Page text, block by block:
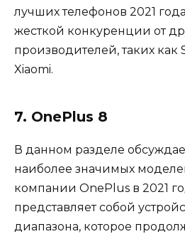
лучших телефонов 2021
жесткой конкуренции от
производителей, таких как
Xiaomi.
7. OnePlus 8
В данном разделе
наиболее значимых
компании OnePlus в 2021
представляет собой
диапазона, которое